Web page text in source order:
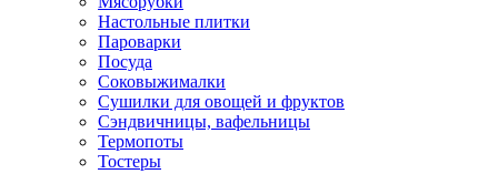
Зависимые комплекты
Посудомоечные машины встраиваемые
Стиральные машины встраиваемые
Холодильники встраиваемые
Техника для дома
Настольные плитки
Пароварки
Посуда
Соковыжималки
Сушилки для овощей и фруктов
Сэндвичницы, вафельницы
Термопоты
Тостеры